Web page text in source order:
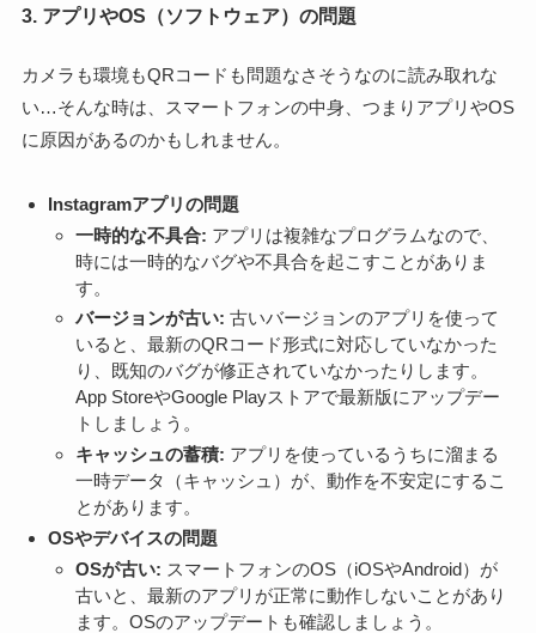
3. アプリやOS（ソフトウェア）の問題
カメラも環境もQRコードも問題なさそうなのに読み取れな
い…そんな時は、スマートフォンの中身、つまりアプリやOS
に原因があるのかもしれません。
Instagramアプリの問題
一時的な不具合: アプリは複雑なプログラムなので、
時には一時的なバグや不具合を起こすことがありま
す。
バージョンが古い: 古いバージョンのアプリを使って
いると、最新のQRコード形式に対応していなかった
り、既知のバグが修正されていなかったりします。
App StoreやGoogle Playストアで最新版にアップデー
トしましょう。
キャッシュの蓄積: アプリを使っているうちに溜まる
一時データ（キャッシュ）が、動作を不安定にするこ
とがあります。
OSやデバイスの問題
OSが古い: スマートフォンのOS（iOSやAndroid）が
古いと、最新のアプリが正常に動作しないことがあり
ます。OSのアップデートも確認しましょう。